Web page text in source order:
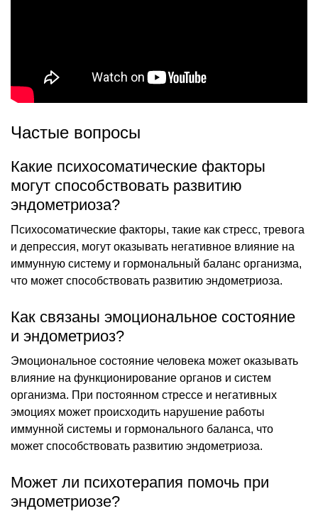
Частые вопросы
Какие психосоматические факторы
могут способствовать развитию
эндометриоза?
Психосоматические факторы, такие как стресс, тревога
и депрессия, могут оказывать негативное влияние на
иммунную систему и гормональный баланс организма,
что может способствовать развитию эндометриоза.
Как связаны эмоциональное состояние
и эндометриоз?
Эмоциональное состояние человека может оказывать
влияние на функционирование органов и систем
организма. При постоянном стрессе и негативных
эмоциях может происходить нарушение работы
иммунной системы и гормонального баланса, что
может способствовать развитию эндометриоза.
Может ли психотерапия помочь при
эндометриозе?